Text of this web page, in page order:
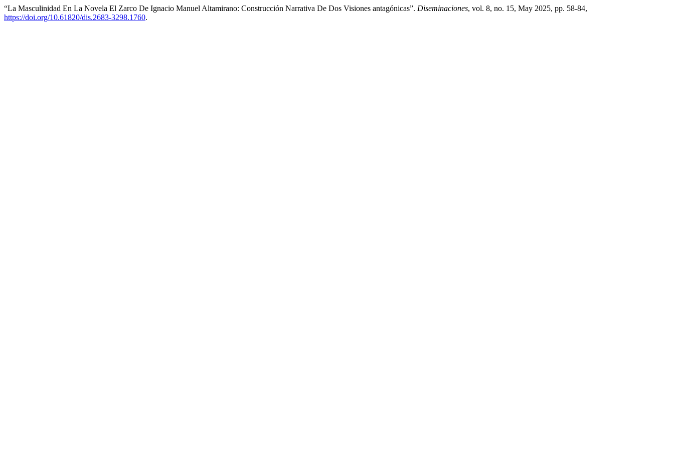
“La Masculinidad En La Novela El Zarco De Ignacio Manuel Altamirano: Construcción Narrativa De Dos Visiones antagónicas”. Diseminaciones, vol. 8, no. 15, May 2025, pp. 58-84,
https://doi.org/10.61820/dis.2683-3298.1760.